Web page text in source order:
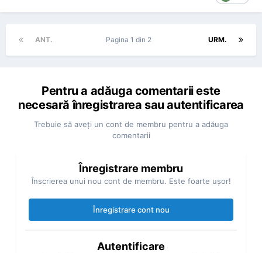
ANT. URM.
Pagina 1 din 2
Pentru a adăuga comentarii este
necesară înregistrarea sau autentificarea
Trebuie să aveţi un cont de membru pentru a adăuga
comentarii
Înregistrare membru
Înscrierea unui nou cont de membru. Este foarte uşor!
Înregistrare cont nou
Autentificare